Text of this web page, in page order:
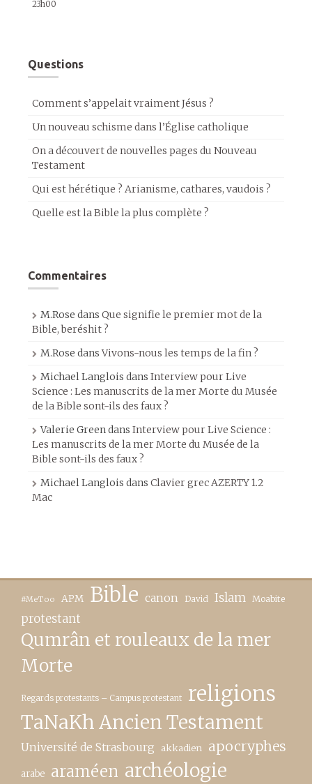
23h00
Questions
Comment s’appelait vraiment Jésus ?
Un nouveau schisme dans l’Église catholique
On a découvert de nouvelles pages du Nouveau
Testament
Qui est hérétique ? Arianisme, cathares, vaudois ?
Quelle est la Bible la plus complète ?
Commentaires
M.Rose dans Que signifie le premier mot de la
Bible, beréshit ?
M.Rose dansVivons-nous les temps de la fin ?
Michael Langlois dans Interview pour Live
Science : Les manuscrits de la mer Morte du Musée
de la Bible sont-ils des faux ?
Valerie Greendans Interview pour Live Science :
Les manuscrits de la mer Morte du Musée de la
Bible sont-ils des faux ?
Michael Langlois dans Clavier grec AZERTY 1.2
Mac
#MeToo APM Bible canon David Islam Moabite
protestant
Qumrân et rouleaux de la mer
Morte
Regards protestants – Campus protestant religions
TaNaKh Ancien Testament
Université de Strasbourg akkadien apocryphes
arabe araméen archéologie